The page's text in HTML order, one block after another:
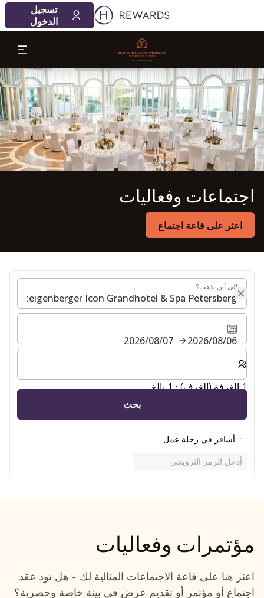
تسجيل
الدخول
الشريحة 1 من 1
اجتماعات وفعاليات
اعثر على قاعة اجتماع
إلى أين تذهب؟
إلى أين تذهب؟
06‏/08‏/2026
07‏/08‏/2026
حدد عدد الغرف والضيوف لإقامتك
1 الغرفة (الغرف) ⋅ 1 بالغ
بحث
أسافر في رحلة عمل
أدخل الرمز الترويجي
مؤتمرات وفعاليات
اعثر هنا على قاعة الاجتماعات المثالية لك - هل تود عقد
اجتماع أو مؤتمر أو تقديم عرض في بيئة خاصة وحصرية؟